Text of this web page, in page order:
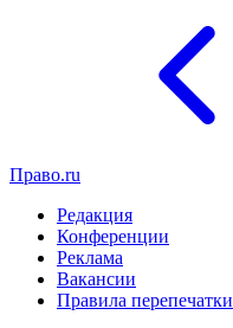
Право.ru
Редакция
Конференции
Реклама
Вакансии
Правила перепечатки